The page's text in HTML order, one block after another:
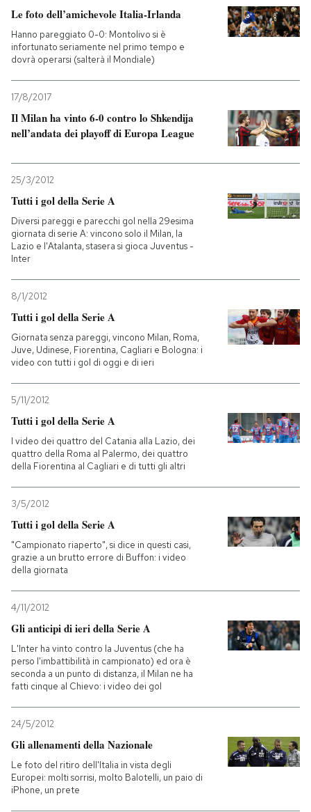
Le foto dell’amichevole Italia-Irlanda
Hanno pareggiato 0-0: Montolivo si è
infortunato seriamente nel primo tempo e
dovrà operarsi (salterà il Mondiale)
17/8/2017
Il Milan ha vinto 6-0 contro lo Shkendija
nell’andata dei playoff di Europa League
25/3/2012
Tutti i gol della Serie A
Diversi pareggi e parecchi gol nella 29esima
giornata di serie A: vincono solo il Milan, la
Lazio e l'Atalanta, stasera si gioca Juventus -
Inter
8/1/2012
Tutti i gol della Serie A
Giornata senza pareggi, vincono Milan, Roma,
Juve, Udinese, Fiorentina, Cagliari e Bologna: i
video con tutti i gol di oggi e di ieri
5/11/2012
Tutti i gol della Serie A
I video dei quattro del Catania alla Lazio, dei
quattro della Roma al Palermo, dei quattro
della Fiorentina al Cagliari e di tutti gli altri
3/5/2012
Tutti i gol della Serie A
"Campionato riaperto", si dice in questi casi,
grazie a un brutto errore di Buffon: i video
della giornata
4/11/2012
Gli anticipi di ieri della Serie A
L'Inter ha vinto contro la Juventus (che ha
perso l'imbattibilità in campionato) ed ora è
seconda a un punto di distanza, il Milan ne ha
fatti cinque al Chievo: i video dei gol
24/5/2012
Gli allenamenti della Nazionale
Le foto del ritiro dell'Italia in vista degli
Europei: molti sorrisi, molto Balotelli, un paio di
iPhone, un prete